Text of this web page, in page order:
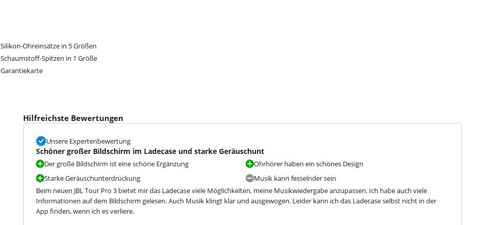
Silikon-Ohreinsätze in 5 Größen
Schaumstoff-Spitzen in 1 Größe
Garantiekarte
Hilfreichste Bewertungen
Unsere Expertenbewertung
Schöner großer Bildschirm im Ladecase und starke Geräuschunt
Der große Bildschirm ist eine schöne Ergänzung
Starke Geräuschunterdrückung
Ohrhörer haben ein schönes Design
Musik kann fesselnder sein
Beim neuen JBL Tour Pro 3 bietet mir das Ladecase viele Möglichkeiten, meine Musikwiedergabe anzupassen. Ich habe auch viele
Informationen auf dem Bildschirm gelesen. Auch Musik klingt klar und ausgewogen. Leider kann ich das Ladecase selbst nicht in der
App finden, wenn ich es verliere.